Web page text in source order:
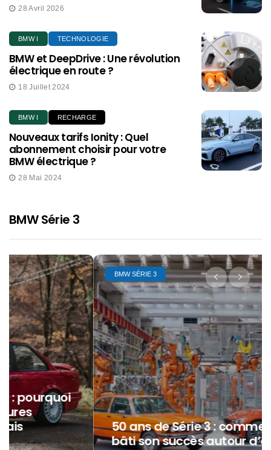
28 Avril 2026
BMW I TECHNOLOGIE
BMW et DeepDrive : Une révolution
électrique en route ?
18 Juillet 2024
BMW I RECHARGE
Nouveaux tarifs Ionity : Quel
abonnement choisir pour votre
BMW électrique ?
28 Mai 2024
BMW Série 3
BMW SÉRIE 3
50 ans de Série 3 : comment BMW a
bâti son succès autour d’elle ?